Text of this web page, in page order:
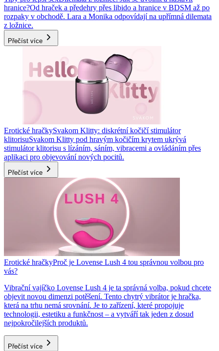
hranice?Od hraček a předehry přes libido a hranice v BDSM až po
rozpaky v obchodě. Lara a Monika odpovídají na upřímná dilemata
z ložnice.
Přečíst více
Erotické hračkySvakom Klitty: diskrétní kočičí stimulátor
klitorisuSvakom Klitty pod hravým kočičím krytem ukrývá
stimulátor klitorisu s lízáním, sáním, vibracemi a ovládáním přes
aplikaci pro objevování nových pocitů.
Přečíst více
Erotické hračkyProč je Lovense Lush 4 tou správnou volbou pro
vás?
Vibrační vajíčko Lovense Lush 4 je ta správná volba, pokud chcete
objevit novou dimenzi potěšení. Tento chytrý vibrátor je hračka,
která na trhu nemá srovnání. Je to zařízení, které propojuje
technologii, estetiku a funkčnost – a vytváří tak jeden z dosud
nejpokročilejších produktů.
Přečíst více